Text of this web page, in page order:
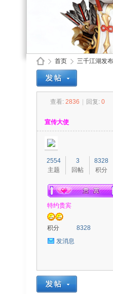
首页
›
三千江湖发
查看: 2836 回复: 0
宣传大使
2554
主题
3
回帖
8328
积分
特约贵宾
积分
8328
发消息